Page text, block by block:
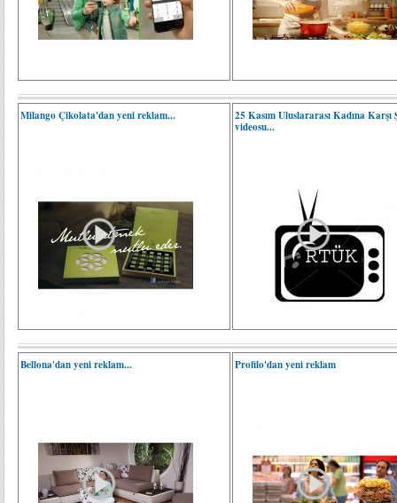
Milango Çikolata'dan yeni reklam...
25 Kasım Uluslararası Kadına Karşı
videosu...
Bellona'dan yeni reklam... Profilo'dan yeni reklam